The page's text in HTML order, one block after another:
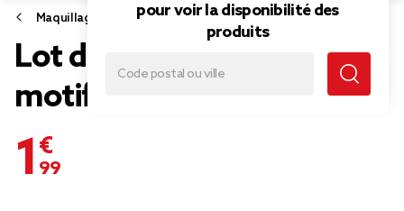
pour voir la disponibilité des
produits
Maquillage
Lot de 10 limes à ongles à
motifs L11x4cm
1,99 €